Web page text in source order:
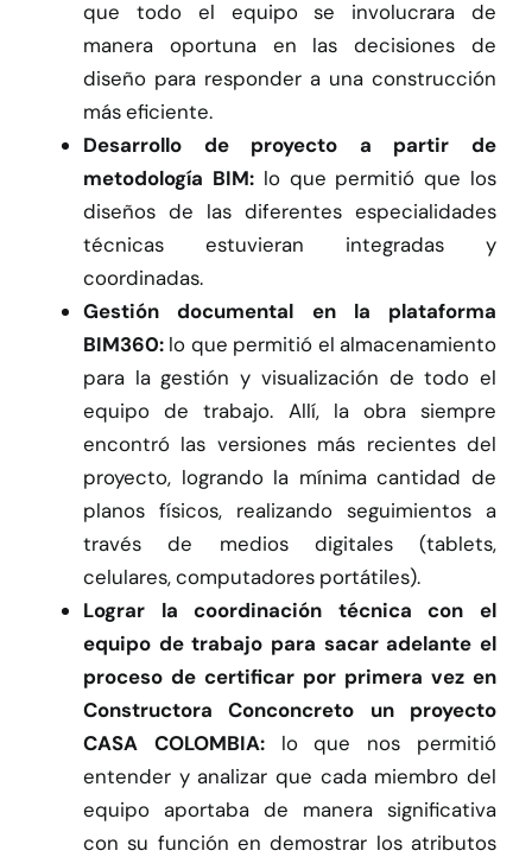
que todo el equipo se involucrara de
manera oportuna en las decisiones de
diseño para responder a una construcción
más eficiente.
Desarrollo de proyecto a partir de
metodología BIM:lo que permitió que los
diseños de las diferentes especialidades
técnicas estuvieran integradas y
coordinadas.
Gestión documental en la plataforma
BIM360:lo que permitió el almacenamiento
para la gestión y visualización de todo el
equipo de trabajo. Allí, la obra siempre
encontró las versiones más recientes del
proyecto, logrando la mínima cantidad de
planos físicos, realizando seguimientos a
través de medios digitales (tablets,
celulares, computadores portátiles).
Lograr la coordinación técnica con el
equipo de trabajo para sacar adelante el
proceso de certificar por primera vez en
Constructora Conconcreto un proyecto
CASA COLOMBIA:lo que nos permitió
entender y analizar que cada miembro del
equipo aportaba de manera significativa
con su función en demostrar los atributos